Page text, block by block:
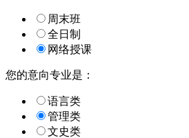
周末班
全日制
网络授课
您的意向专业是：
语言类
管理类
文史类